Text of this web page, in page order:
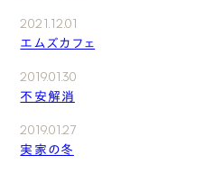
2021.12.01
エムズカフェ
2019.01.30
不安解消
2019.01.27
実家の冬